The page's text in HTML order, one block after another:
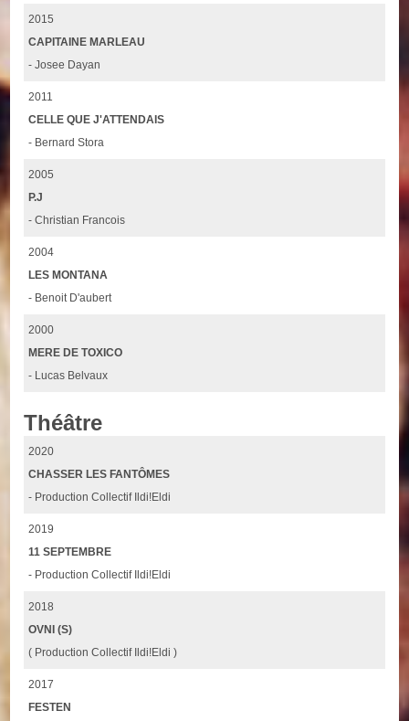
2015
CAPITAINE MARLEAU
- Josee Dayan
2011
CELLE QUE J'ATTENDAIS
- Bernard Stora
2005
P.J
- Christian Francois
2004
LES MONTANA
- Benoit D'aubert
2000
MERE DE TOXICO
- Lucas Belvaux
Théâtre
2020
CHASSER LES FANTÔMES
- Production Collectif Ildi!Eldi
2019
11 SEPTEMBRE
- Production Collectif Ildi!Eldi
2018
OVNI (S)
( Production Collectif Ildi!Eldi )
2017
FESTEN